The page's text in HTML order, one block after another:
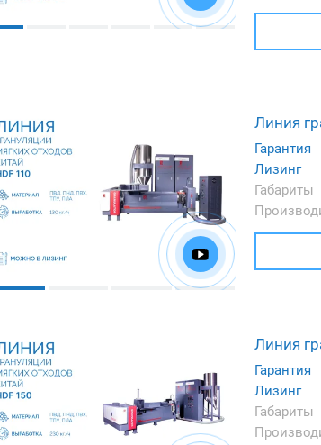
Линия
Гарантия
Лизинг
Габариты
Линия
Гарантия
Лизинг
Габариты